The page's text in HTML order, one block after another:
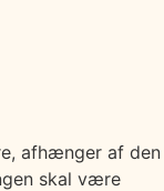
afhænger af den
skal være